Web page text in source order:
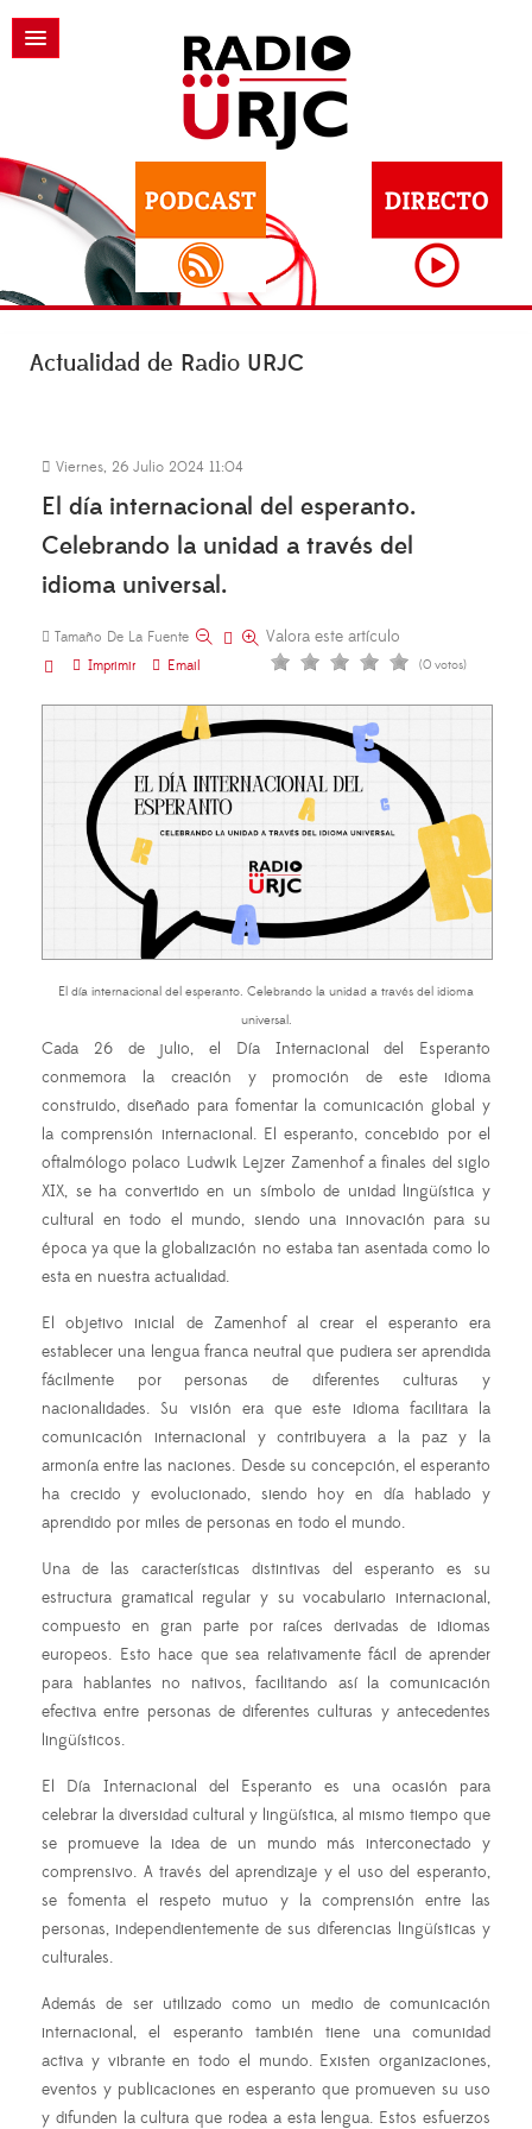
Actualidad de Radio URJC
Viernes, 26 Julio 2024 11:04
El día internacional del esperanto.
Celebrando la unidad a través del
idioma universal.
Tamaño De La Fuente
Imprimir
Email
Valora este artículo
(0 votos)
El día internacional del esperanto. Celebrando la unidad a través del idioma
universal.
Cada 26 de julio, el Día Internacional del Esperanto
conmemora la creación y promoción de este idioma
construido, diseñado para fomentar la comunicación global y
la comprensión internacional. El esperanto, concebido por el
oftalmólogo polaco Ludwik Lejzer Zamenhof a finales del siglo
XIX, se ha convertido en un símbolo de unidad lingüística y
cultural en todo el mundo, siendo una innovación para su
época ya que la globalización no estaba tan asentada como lo
esta en nuestra actualidad.
El objetivo inicial de Zamenhof al crear el esperanto era
establecer una lengua franca neutral que pudiera ser aprendida
fácilmente por personas de diferentes culturas y
nacionalidades. Su visión era que este idioma facilitara la
comunicación internacional y contribuyera a la paz y la
armonía entre las naciones. Desde su concepción, el esperanto
ha crecido y evolucionado, siendo hoy en día hablado y
aprendido por miles de personas en todo el mundo.
Una de las características distintivas del esperanto es su
estructura gramatical regular y su vocabulario internacional,
compuesto en gran parte por raíces derivadas de idiomas
europeos. Esto hace que sea relativamente fácil de aprender
para hablantes no nativos, facilitando así la comunicación
efectiva entre personas de diferentes culturas y antecedentes
lingüísticos.
El Día Internacional del Esperanto es una ocasión para
celebrar la diversidad cultural y lingüística, al mismo tiempo que
se promueve la idea de un mundo más interconectado y
comprensivo. A través del aprendizaje y el uso del esperanto,
se fomenta el respeto mutuo y la comprensión entre las
personas, independientemente de sus diferencias lingüísticas y
culturales.
Además de ser utilizado como un medio de comunicación
internacional, el esperanto también tiene una comunidad
activa y vibrante en todo el mundo. Existen organizaciones,
eventos y publicaciones en esperanto que promueven su uso
y difunden la cultura que rodea a esta lengua. Estos esfuerzos